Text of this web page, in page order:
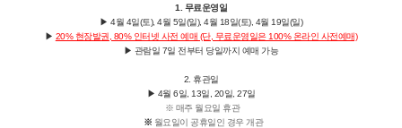
1. 무료운영일
▶ 4월 4일(토), 4월 5일(일), 4월 18일(토), 4월 19일(일)
▶ 20% 현장발권, 80% 인터넷 사전 예매 (단, 무료운영일은 100% 온라인 사전예매)
▶ 관람일 7일 전부터 당일까지 예매 가능
2. 휴관일
▶ 4월 6일, 13일, 20일, 27일
※ 매주 월요일 휴관
※ 월요일이 공휴일인 경우 개관